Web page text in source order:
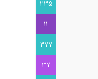
335
11
377
37